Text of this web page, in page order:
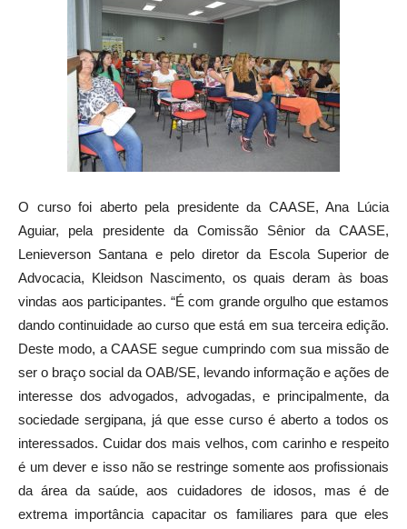
O curso foi aberto pela presidente da CAASE, Ana Lúcia
Aguiar, pela presidente da Comissão Sênior da CAASE,
Lenieverson Santana e pelo diretor da Escola Superior de
Advocacia, Kleidson Nascimento, os quais deram às boas
vindas aos participantes. “É com grande orgulho que estamos
dando continuidade ao curso que está em sua terceira edição.
Deste modo, a CAASE segue cumprindo com sua missão de
ser o braço social da OAB/SE, levando informação e ações de
interesse dos advogados, advogadas, e principalmente, da
sociedade sergipana, já que esse curso é aberto a todos os
interessados. Cuidar dos mais velhos, com carinho e respeito
é um dever e isso não se restringe somente aos profissionais
da área da saúde, aos cuidadores de idosos, mas é de
extrema importância capacitar os familiares para que eles